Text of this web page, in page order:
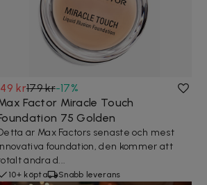
kr179 kr-17%
Factor Miracle Touch
75 Golden
är Max Factors senaste och mest
foundation, den kommer att
ändra d...
10+ köpta Snabb leverans